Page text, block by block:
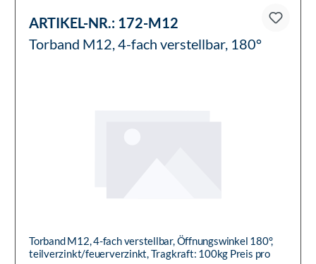
ARTIKEL-NR.: 172-M12
Torband M12, 4-fach verstellbar, 180°
Torband M12, 4-fach verstellbar, Öffnungswinkel 180°,
teilverzinkt/feuerverzinkt, Tragkraft: 100kg Preis pro